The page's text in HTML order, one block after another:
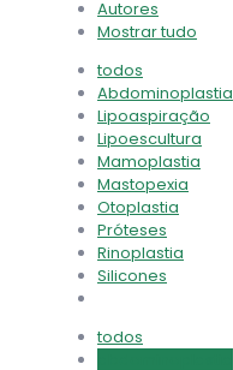
Autores
Mostrar tudo
todos
Abdominoplastia
Lipoaspiração
Lipoescultura
Mamoplastia
Mastopexia
Otoplastia
Próteses
Rinoplastia
Silicones
todos